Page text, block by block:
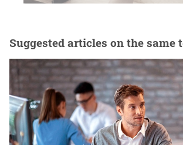
Suggested articles on the same